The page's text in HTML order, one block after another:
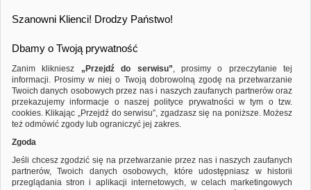
Papier i etykiety Bloczki samoprzylepne
Porównaj produkt: Mini kostka samop. DONAU,
Szanowni Klienci! Drodzy Państwo!
Dbamy o Twoją prywatność
Zanim klikniesz „Przejdź do serwisu”, prosimy o przeczytanie tej
informacji. Prosimy w niej o Twoją dobrowolną zgodę na przetwarzanie
Twoich danych osobowych przez nas i naszych zaufanych partnerów oraz
przekazujemy informacje o naszej polityce prywatności w tym o tzw.
cookies. Klikając „Przejdź do serwisu”, zgadzasz się na poniższe. Możesz
też odmówić zgody lub ograniczyć jej zakres.
Zgoda
Jeśli chcesz zgodzić się na przetwarzanie przez nas i naszych zaufanych
partnerów, Twoich danych osobowych, które udostępniasz w historii
przeglądania stron i aplikacji internetowych, w celach marketingowych